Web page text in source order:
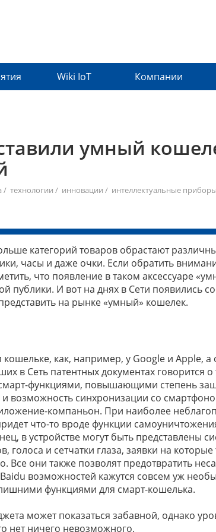
Wiki IoT Компании
умный
/ технологии / инновации / интеллектуальные приборы
категорий товаров обрастают
часы и даже очки. Если обратить
что появление в таком аксессуаре
публики. И вот на днях в Сети появились
на рынке «умный» кошелек.
кошельке, как, например, у Google и Apple,
в Сеть патентных документах говорится
функциями, повышающими степень
и возможность синхронизации со
компаньон. При наиболее
что-то вроде функции
в устройстве могут быть представлены
голоса и сетчатки глаза, заявки на
Все они также позволят предотвратить
возможностей кажутся совсем уж
функциями для смарт-кошелька.
может показаться забавной, однако
нет ничего невозможного.